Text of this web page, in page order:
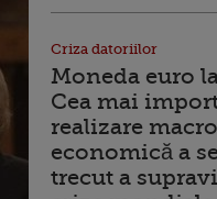
Criza datoriilor
Moneda euro
Cea mai
realizare
economică a
trecut a